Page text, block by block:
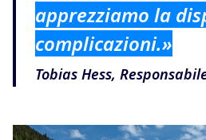
apprezziamo la
complicazioni.»
Tobias Hess,